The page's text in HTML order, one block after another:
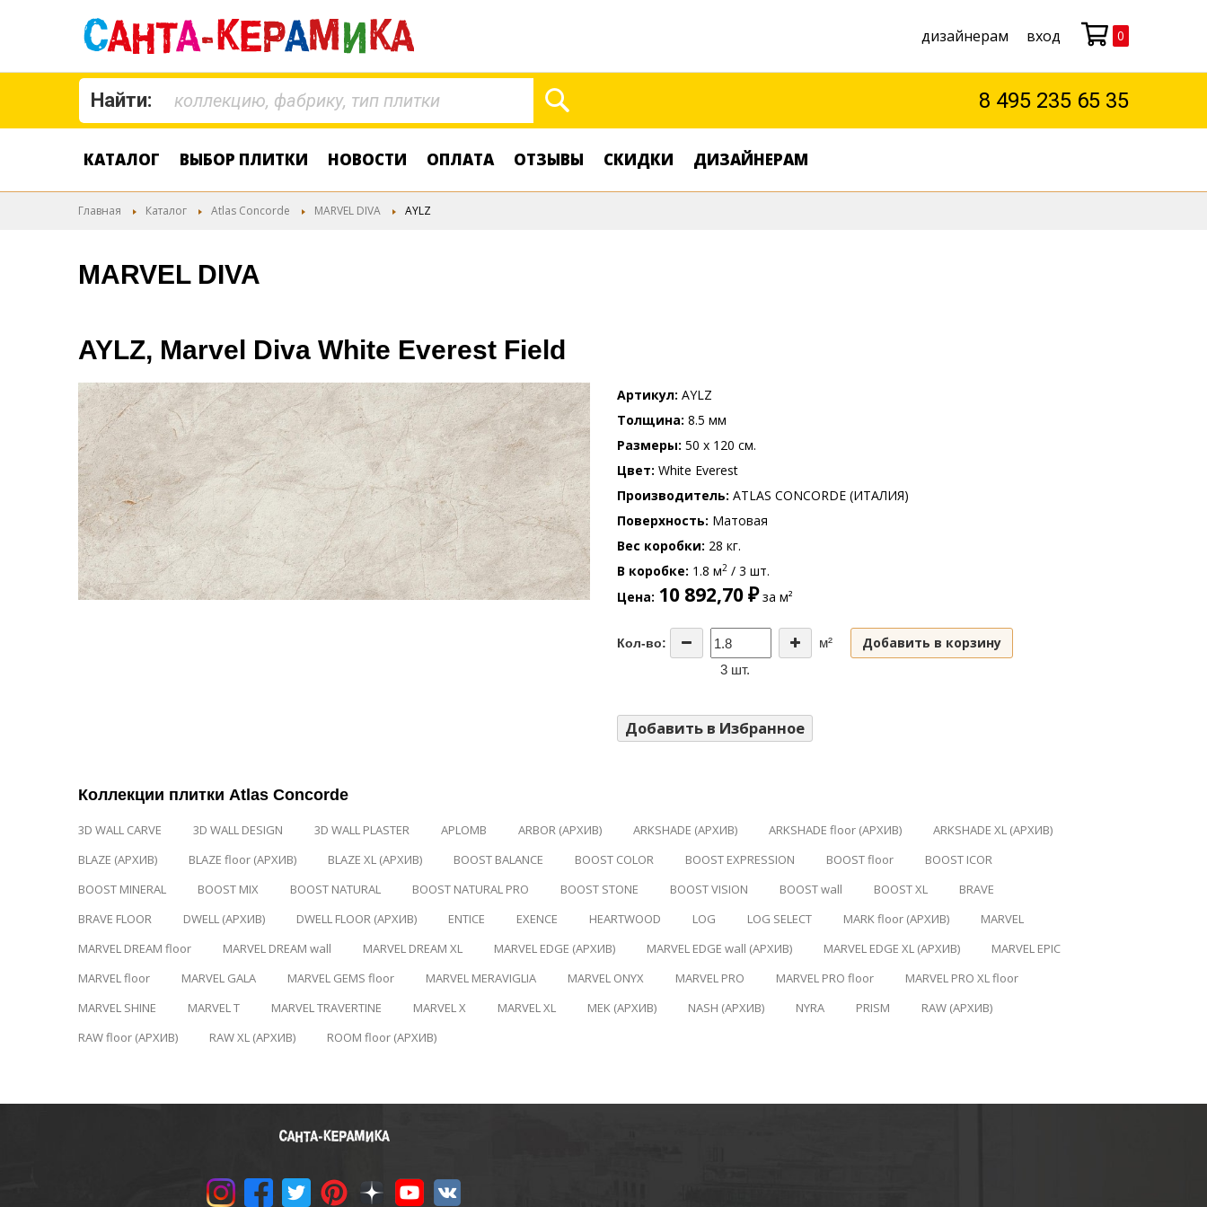
дизайнерам вход Моя корзина
0
Найти: 8 495 235 65 35
КАТАЛОГ ВЫБОР ПЛИТКИ НОВОСТИ ОПЛАТА ОТЗЫВЫ СКИДКИ ДИЗАЙНЕРАМ
Главная Каталог Atlas Concorde MARVEL DIVA AYLZ
MARVEL DIVA
AYLZ, Marvel Diva White Everest Field
Артикул AYLZ
Толщина 8.5 мм
Размеры 50 x 120 см.
Цвет White Everest
Производитель ATLAS CONCORDE (ИТАЛИЯ)
Поверхность Матовая
Вес коробки 28 кг.
В коробке 1.8 м2 / 3 шт.
Цена 10 892,70 ₽за м²
Кол-во:
м²
3 шт.
Добавить в корзину
Добавить в Избранное
Коллекции плитки Atlas Concorde
3D WALL CARVE 3D WALL DESIGN 3D WALL PLASTER APLOMB ARBOR (АРХИВ) ARKSHADE (АРХИВ) ARKSHADE floor (АРХИВ)
ARKSHADE XL (АРХИВ)
BLAZE (АРХИВ)
BLAZE floor (АРХИВ) BLAZE XL (АРХИВ) BOOST BALANCE BOOST COLOR BOOST EXPRESSION BOOST floor
BOOST ICOR
BOOST MINERAL
BOOST MIX BOOST NATURAL BOOST NATURAL PRO BOOST STONE BOOST VISION BOOST wall BOOST XL
BRAVE
BRAVE FLOOR
DWELL (АРХИВ) DWELL FLOOR (АРХИВ) ENTICE EXENCE HEARTWOOD LOG LOG SELECT MARK floor (АРХИВ)
MARVEL
MARVEL DREAM floor
MARVEL DREAM wall MARVEL DREAM XL MARVEL EDGE (АРХИВ) MARVEL EDGE wall (АРХИВ) MARVEL EDGE XL (АРХИВ)
MARVEL EPIC
MARVEL floor
MARVEL GALA MARVEL GEMS floor MARVEL MERAVIGLIA MARVEL ONYX MARVEL PRO MARVEL PRO floor
MARVEL PRO XL floor
MARVEL SHINE
MARVEL T MARVEL TRAVERTINE MARVEL X MARVEL XL MEK (АРХИВ) NASH (АРХИВ) NYRA PRISM
RAW (АРХИВ)
RAW floor (АРХИВ)
RAW XL (АРХИВ) ROOM floor (АРХИВ)